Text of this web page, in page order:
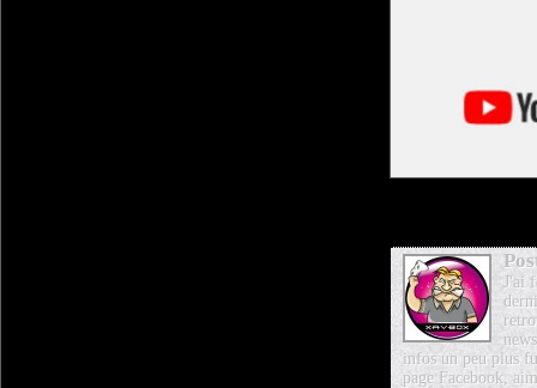
J'ai
infos un peu plus
page Facebook,